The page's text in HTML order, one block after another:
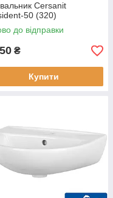
Cersanit
50 (320)
до відправки
₴
Купити